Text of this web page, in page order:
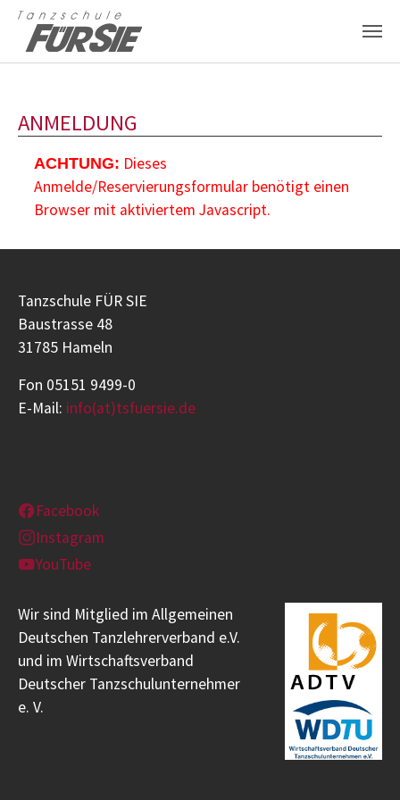
ANMELDUNG
ACHTUNG: Dieses
Anmelde/Reservierungsformular benötigt einen
Browser mit aktiviertem Javascript.
Tanzschule FÜR SIE
Baustrasse 48
31785 Hameln
Fon 05151 9499-0
E-Mail: info(at)tsfuersie.de
Facebook
Instagram
YouTube
Wir sind Mitglied im Allgemeinen
Deutschen Tanzlehrerverband e.V.
und im Wirtschaftsverband
Deutscher Tanzschulunternehmer
e. V.